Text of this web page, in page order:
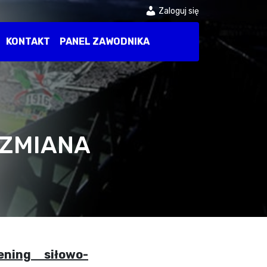
Zaloguj się
KONTAKT PANEL ZAWODNIKA
siłowo-